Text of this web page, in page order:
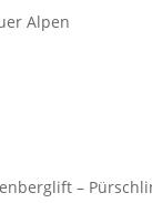
Alpen
–